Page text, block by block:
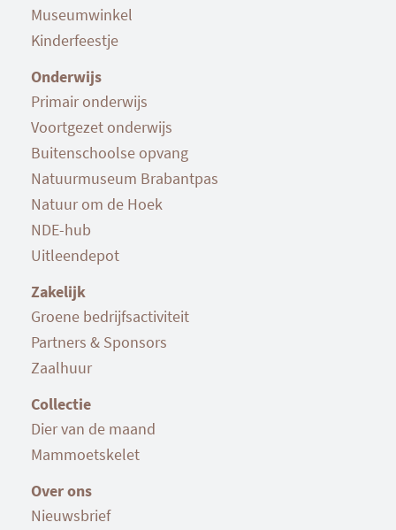
Museumwinkel
Kinderfeestje
Onderwijs
Primair onderwijs
Voortgezet onderwijs
Buitenschoolse opvang
Natuurmuseum Brabantpas
Natuur om de Hoek
NDE-hub
Uitleendepot
Zakelijk
Groene bedrijfsactiviteit
Partners & Sponsors
Zaalhuur
Collectie
Dier van de maand
Mammoetskelet
Over ons
Nieuwsbrief